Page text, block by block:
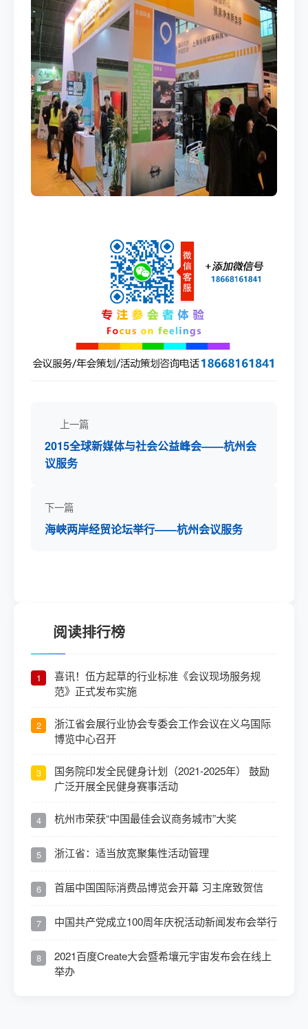
上一篇
2015全球新媒体与社会公益峰会——杭州会
议服务
下一篇
海峡两岸经贸论坛举行——杭州会议服务
阅读排行榜
1
喜讯！伍方起草的行业标准《会议现场服务规
范》正式发布实施
2
浙江省会展行业协会专委会工作会议在义乌国际
博览中心召开
3
国务院印发全民健身计划（2021-2025年） 鼓励
广泛开展全民健身赛事活动
4 杭州市荣获“中国最佳会议商务城市”大奖
5 浙江省：适当放宽聚集性活动管理
6 首届中国国际消费品博览会开幕 习主席致贺信
7 中国共产党成立100周年庆祝活动新闻发布会举行
8
2021百度Create大会暨希壤元宇宙发布会在线上
举办